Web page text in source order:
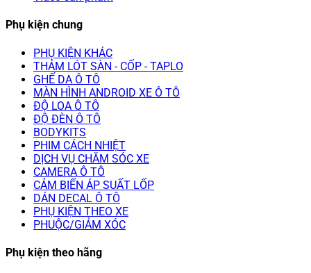
Phụ kiện chung
PHỤ KIỆN KHÁC
THẢM LÓT SÀN - CỐP - TAPLO
GHẾ DA Ô TÔ
MÀN HÌNH ANDROID XE Ô TÔ
ĐỘ LOA Ô TÔ
ĐỘ ĐÈN Ô TÔ
BODYKITS
PHIM CÁCH NHIỆT
DỊCH VỤ CHĂM SÓC XE
CAMERA Ô TÔ
CẢM BIẾN ÁP SUẤT LỐP
DÁN DECAL Ô TÔ
PHỤ KIỆN THEO XE
PHUỘC/GIẢM XÓC
Phụ kiện theo hãng